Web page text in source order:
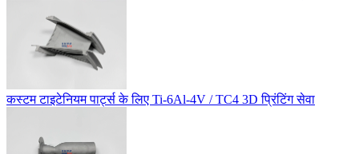
कस्टम टाइटेनियम पार्ट्स के लिए Ti-6Al-4V / TC4 3D प्रिंटिंग सेवा